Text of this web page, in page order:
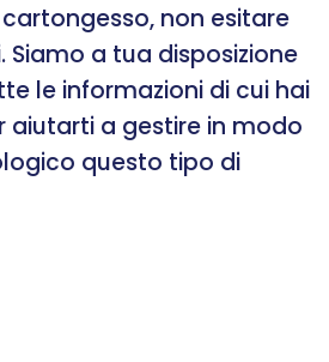
non esitare
a tua disposizione
le informazioni di cui hai
aiutarti a gestire in modo
questo tipo di